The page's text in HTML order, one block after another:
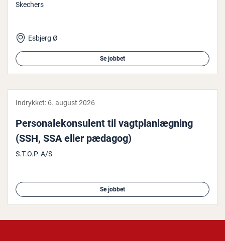
Skechers
Esbjerg Ø
Se jobbet
Indrykket: 6. august 2026
Per­so­na­le­kon­su­lent til vagt­plan­læg­ning
(SSH, SSA eller pædagog)
S.T.O.P. A/S
Se jobbet